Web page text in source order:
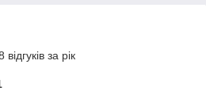
за рік